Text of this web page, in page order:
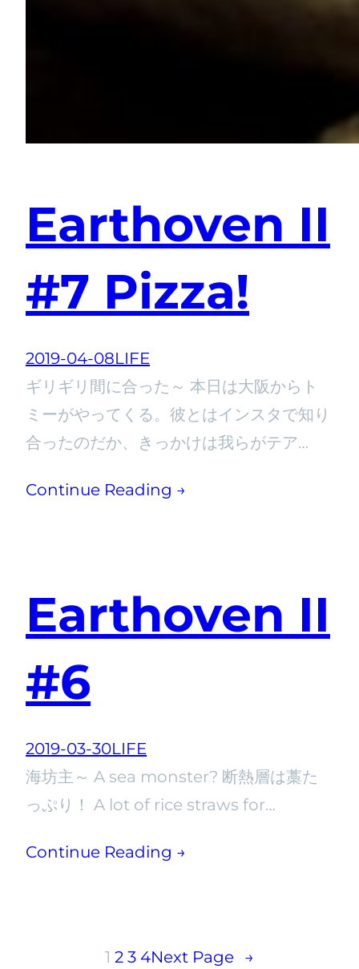
Earthoven II
#7 Pizza!
2019-04-08LIFE
ギリギリ間に合った～ 本日は大阪からト
ミーがやってくる。彼とはインスタで知り
合ったのだか、きっかけは我らがテア…
Continue Reading →
Earthoven II
#6
2019-03-30LIFE
海坊主～ A sea monster? 断熱層は藁た
っぷり！ A lot of rice straws for…
Continue Reading →
1 2 3 4Next Page →